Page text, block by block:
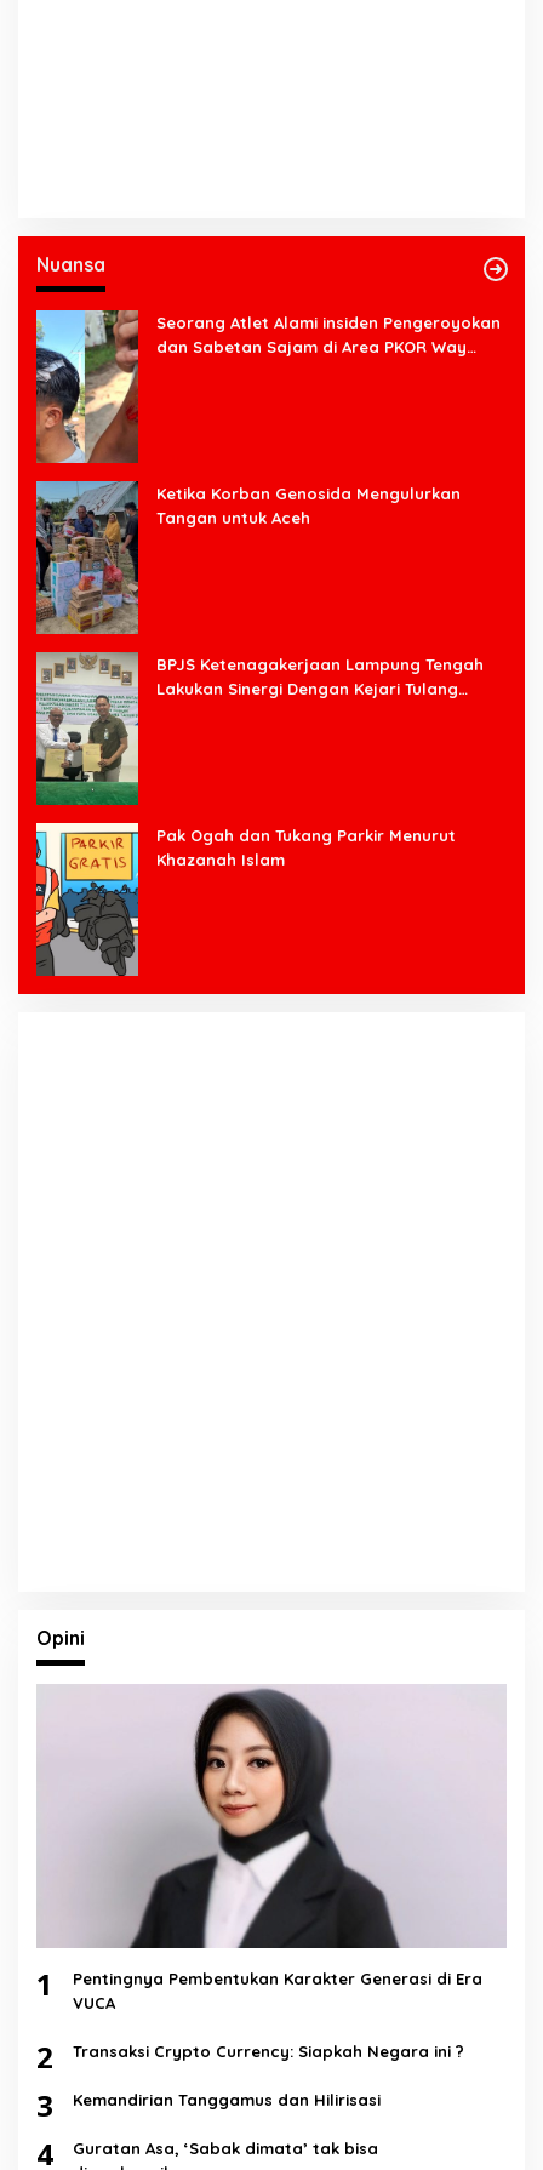
Nuansa
Seorang Atlet Alami insiden Pengeroyokan
dan Sabetan Sajam di Area PKOR Way
Ketika Korban Genosida Mengulurkan
Tangan untuk Aceh
BPJS Ketenagakerjaan Lampung Tengah
Lakukan Sinergi Dengan Kejari Tulang
Pak Ogah dan Tukang Parkir Menurut
Khazanah Islam
Opini
1
Pentingnya Pembentukan Karakter Generasi di Era
VUCA
2 Transaksi Crypto Currency: Siapkah Negara ini ?
3 Kemandirian Tanggamus dan Hilirisasi
4
Guratan Asa, ‘Sabak dimata’ tak bisa